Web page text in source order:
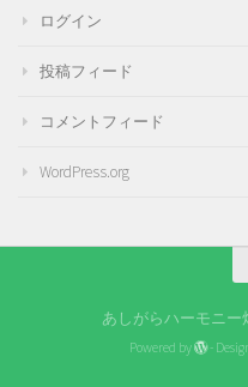
ログイン
投稿フィード
コメントフィード
WordPress.org
あしがらハーモニー
Powered by -